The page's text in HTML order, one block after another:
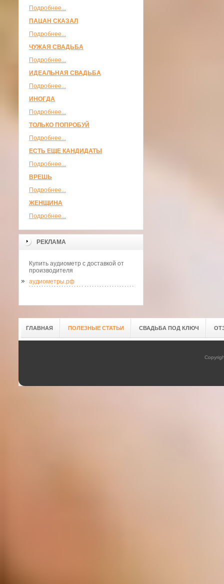
Подробнее...
ПАЦАН СКАЗАЛ
Подробнее...
ЧУЖАЯ СВАДЬБА
Подробнее...
ИДЕАЛЬНАЯ СВАДЬБА
Подробнее...
ИНОГДА
Подробнее...
ТОЛЬКО ПОПРОБУЙ
Подробнее...
ЕСТЬ ЕЩЕ КАНДИДАТЫ
Подробнее...
ВРЕШЬ
Подробнее...
ЖЕНЩИНА
Подробнее...
РЕКЛАМА
Купить аудиометр с доставкой от
производителя
аудиометры.рф
ГЛАВНАЯ ПОЛЕЗНЫЕ СТАТЬИ СВАДЬБА ПОД КЛЮЧ